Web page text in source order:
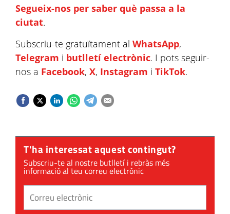
Segueix-nos per saber què passa a la
ciutat.
Subscriu-te gratuïtament al WhatsApp,
Telegram i butlletí electrònic. I pots seguir-
nos a Facebook, X, Instagram i TikTok.
T'ha interessat aquest contingut?
Subscriu-te al nostre butlletí i rebràs més
informació al teu correu electrònic